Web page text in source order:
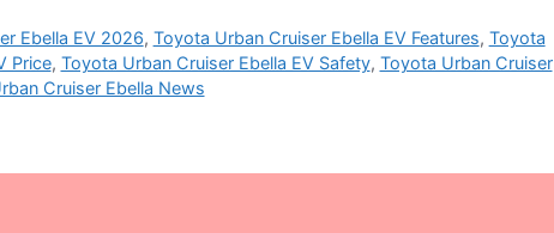
Ebella EV 2026, Toyota Urban Cruiser Ebella EV Features, Toyota
Price, Toyota Urban Cruiser Ebella EV Safety, Toyota Urban Cruiser
Cruiser Ebella News